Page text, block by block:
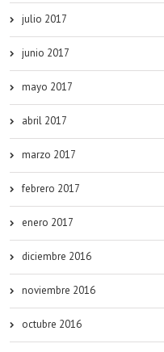
julio 2017
junio 2017
mayo 2017
abril 2017
marzo 2017
febrero 2017
enero 2017
diciembre 2016
noviembre 2016
octubre 2016